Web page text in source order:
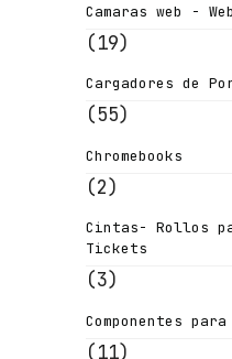
Camaras web -
(19)
Cargadores de
(55)
Chromebooks
(2)
Cintas- Rollos
Tickets
(3)
Componentes
(11)